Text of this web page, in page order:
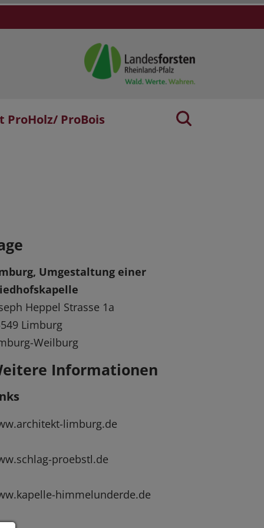
ProBois
Umgestaltung einer
Heppel Strasse 1a
Limburg
Weilburg
Informationen
limburg.de
proebstl.de
himmelunderde.de